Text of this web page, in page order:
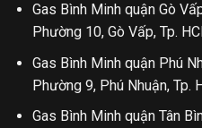
Gas Bình Minh quận Gò
Phường 10, Gò Vấp, Tp.
Gas Bình Minh quận Phú
Phường 9, Phú Nhuận, Tp.
Gas Bình Minh quận Tân